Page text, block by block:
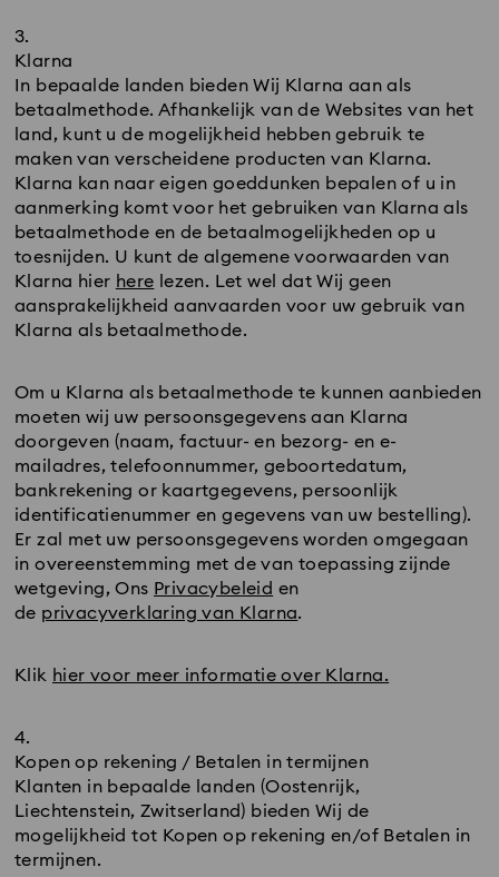
Klarna
In bepaalde landen bieden Wij Klarna aan als
betaalmethode. Afhankelijk van de Websites van het
land, kunt u de mogelijkheid hebben gebruik te
maken van verscheidene producten van Klarna.
Klarna kan naar eigen goeddunken bepalen of u in
aanmerking komt voor het gebruiken van Klarna als
betaalmethode en de betaalmogelijkheden op u
toesnijden. U kunt de algemene voorwaarden van
Klarna hier here lezen. Let wel dat Wij geen
aansprakelijkheid aanvaarden voor uw gebruik van
Klarna als betaalmethode.
Om u Klarna als betaalmethode te kunnen aanbieden
moeten wij uw persoonsgegevens aan Klarna
doorgeven (naam, factuur- en bezorg- en e-
mailadres, telefoonnummer, geboortedatum,
bankrekening or kaartgegevens, persoonlijk
identificatienummer en gegevens van uw bestelling).
Er zal met uw persoonsgegevens worden omgegaan
in overeenstemming met de van toepassing zijnde
wetgeving, Ons Privacybeleid en
de privacyverklaring van Klarna.
Klik hier voor meer informatie over Klarna.
Kopen op rekening / Betalen in termijnen
Klanten in bepaalde landen (Oostenrijk,
Liechtenstein, Zwitserland) bieden Wij de
mogelijkheid tot Kopen op rekening en/of Betalen in
termijnen.